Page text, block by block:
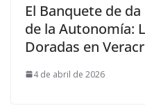
El Banquete de
de la Autonomía:
Doradas en
4 de abril de 2026